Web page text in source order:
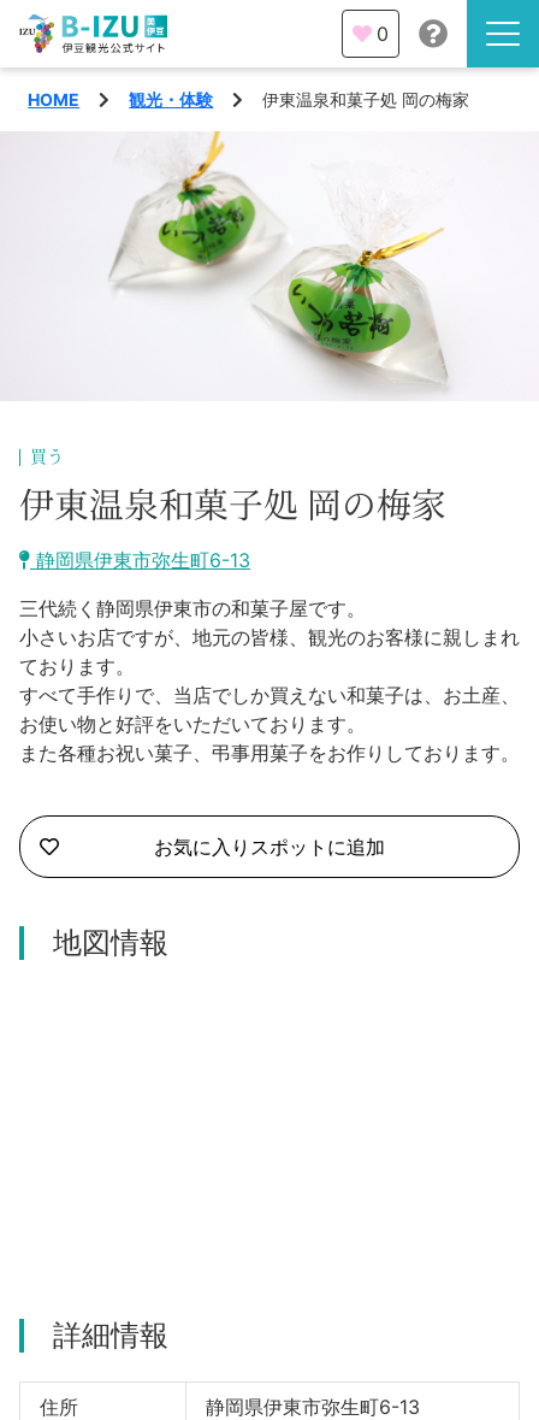
伊豆半島を知る
観光・体験
熱海市
沼津市
三島市
南伊豆町
函南町
伊東市
松崎町
特集
旅の計画
モデルコース
宿泊・予約
旅程作成
AIルートプランナー伊豆ワーケーション
0
HOME 観光・体験 伊東温泉和菓子処 岡の梅家
買う
伊東温泉和菓子処 岡の梅家
静岡県伊東市弥生町6-13
三代続く静岡県伊東市の和菓子屋です。
小さいお店ですが、地元の皆様、観光のお客様に親しまれ
ております。
すべて手作りで、当店でしか買えない和菓子は、お土産、
お使い物と好評をいただいております。
また各種お祝い菓子、弔事用菓子をお作りしております。
お気に入りスポットに追加
地図情報
詳細情報
住所 静岡県伊東市弥生町6-13